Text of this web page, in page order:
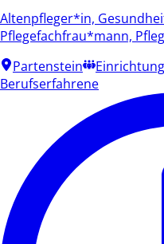
Altenpfleger*in,
Pflegefachfrau*mann,
Partenstein
Berufserfahrene